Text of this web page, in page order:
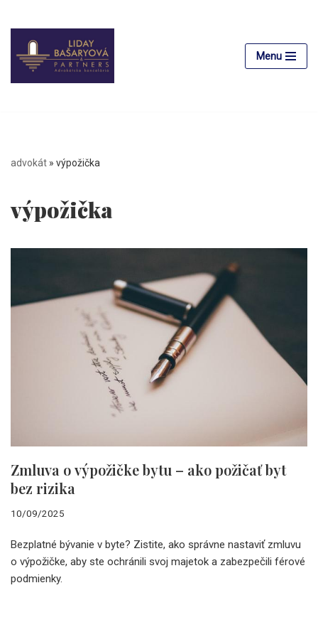
Preskočiť
na
obsah
Menu
advokát » výpožička
výpožička
Zmluva o výpožičke bytu – ako požičať byt
bez rizika
10/09/2025
Bezplatné bývanie v byte? Zistite, ako správne nastaviť zmluvu
o výpožičke, aby ste ochránili svoj majetok a zabezpečili férové
podmienky.